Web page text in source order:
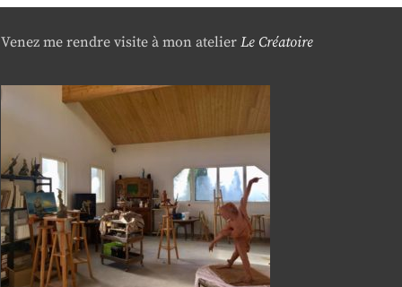
Venez me rendre visite à mon atelier Le Créatoire